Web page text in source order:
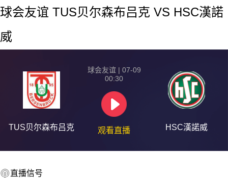
球会友谊 TUS贝尔森布吕克 VS HSC漢諾
威
TUS贝尔森布吕克
球会友谊 | 07-09
00:30
观看直播 HSC漢諾威
直播信号